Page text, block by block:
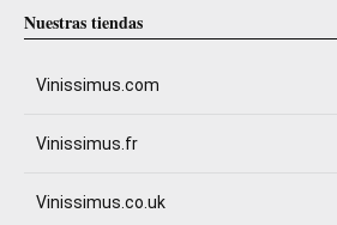
Nuestras tiendas
Vinissimus.com
Vinissimus.fr
Vinissimus.co.uk